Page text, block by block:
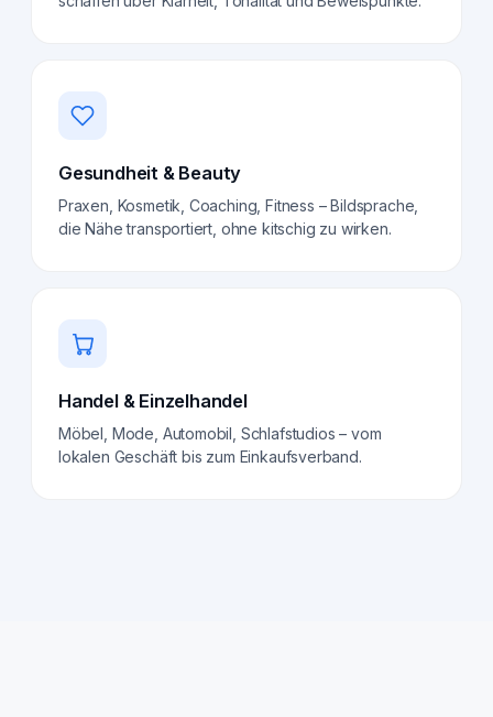
Gesundheit & Beauty
Praxen, Kosmetik, Coaching, Fitness – Bildsprache,
die Nähe transportiert, ohne kitschig zu wirken.
Handel & Einzelhandel
Möbel, Mode, Automobil, Schlafstudios – vom
lokalen Geschäft bis zum Einkaufsverband.